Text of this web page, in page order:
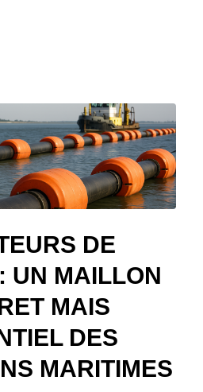
DE
UN MAILLON
MAIS
DES
MARITIMES